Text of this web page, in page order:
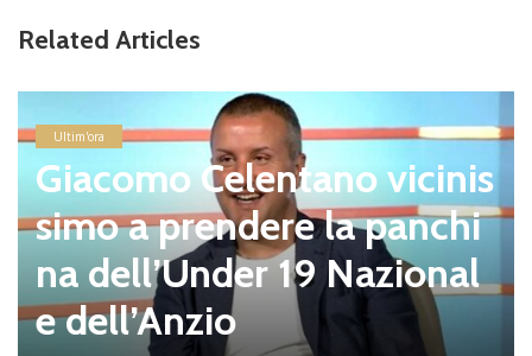
Related Articles
Ultim'ora
Giacomo Celentano vicinis
simo a prendere la panchi
na dell’Under 19 Nazional
e dell’Anzio